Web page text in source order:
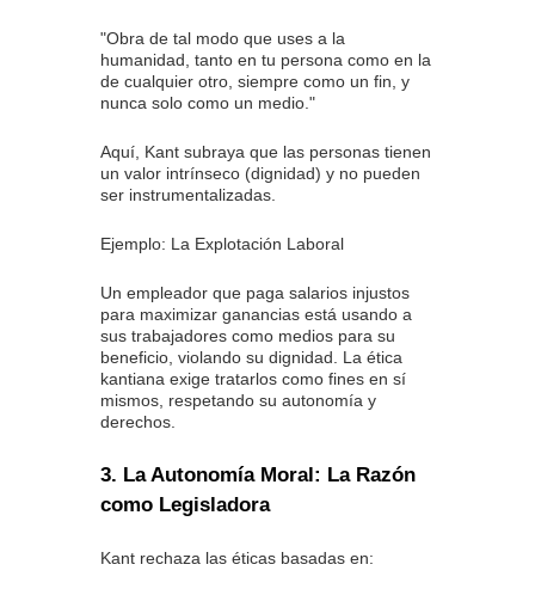
"Obra de tal modo que uses a la
humanidad, tanto en tu persona como en la
de cualquier otro, siempre como un fin, y
nunca solo como un medio."
Aquí, Kant subraya que las personas tienen
un valor intrínseco (dignidad) y no pueden
ser instrumentalizadas.
Ejemplo: La Explotación Laboral
Un empleador que paga salarios injustos
para maximizar ganancias está usando a
sus trabajadores como medios para su
beneficio, violando su dignidad. La ética
kantiana exige tratarlos como fines en sí
mismos, respetando su autonomía y
derechos.
3. La Autonomía Moral: La Razón
como Legisladora
Kant rechaza las éticas basadas en: